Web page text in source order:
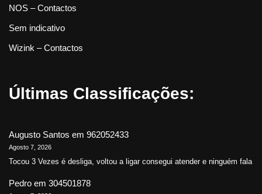
NOS – Contactos
Sem indicativo
Wizink – Contactos
Últimas Classificações:
Augusto Santos em 962052433
Agosto 7, 2026
Tocou 3 Vezes é desliga, voltou a ligar consegui atender e ninguém fala
Pedro em 304501878